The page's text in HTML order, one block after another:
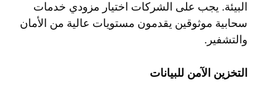
البيئة. يجب على الشركات اختيار مزودي خدمات
سحابية موثوقين يقدمون مستويات عالية من الأمان
والتشفير.
التخزين الآمن للبيانات